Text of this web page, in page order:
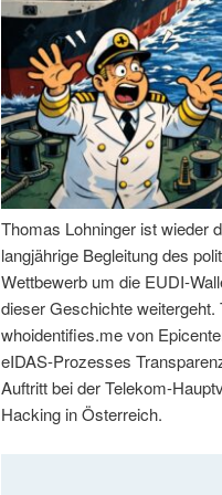
n
I
n
h
a
l
t
s
r
e
n
I
n
h
a
l
Thomas Lohninger ist wieder
langjährige Begleitung des
Wettbewerb um die EUDI-
dieser Geschichte
whoidentifies.me von
eIDAS-Prozesses
Auftritt bei der Telekom-
Hacking in Österreich.